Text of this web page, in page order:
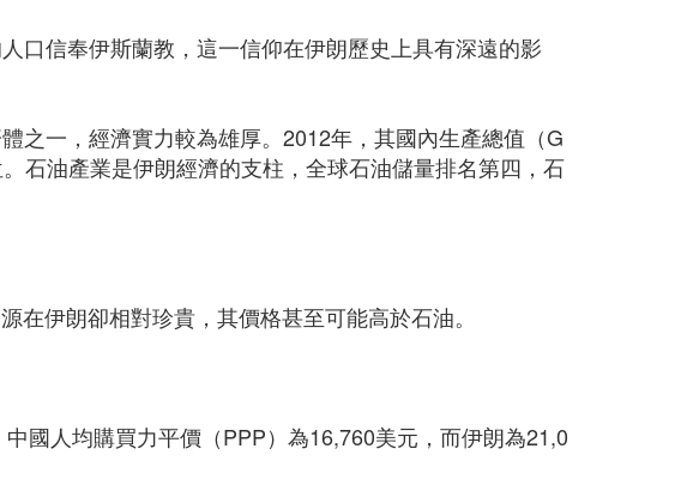
口信奉伊斯蘭教，這一信仰在伊朗歷史上具有深遠的影
之一，經濟實力較為雄厚。2012年，其國內生產總值（G
石油產業是伊朗經濟的支柱，全球石油儲量排名第四，石
伊朗卻相對珍貴，其價格甚至可能高於石油。
國人均購買力平價（PPP）為16,760美元，而伊朗為21,0